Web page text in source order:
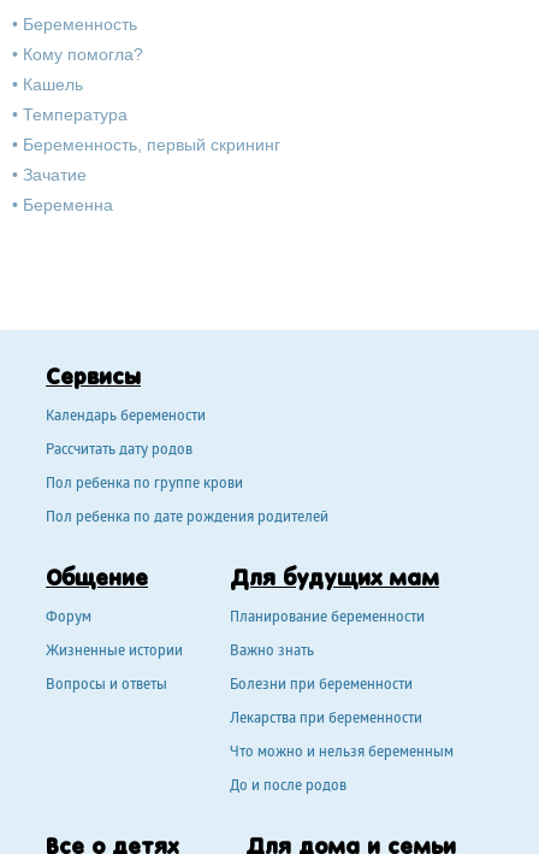
• Беременность
• Кому помогла?
• Кашель
• Температура
• Беременность, первый скрининг
• Зачатие
• Беременна
Сервисы
Календарь беремености
Рассчитать дату родов
Пол ребенка по группе крови
Пол ребенка по дате рождения родителей
Общение
Форум
Жизненные истории
Вопросы и ответы
Для будущих мам
Планирование беременности
Важно знать
Болезни при беременности
Лекарства при беременности
Что можно и нельзя беременным
До и после родов
Все о детях Для дома и семьи